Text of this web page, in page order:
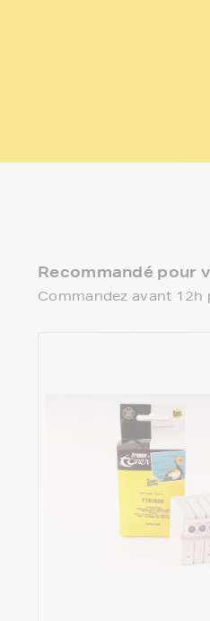
Recommandé pour
Commandez avant 12h